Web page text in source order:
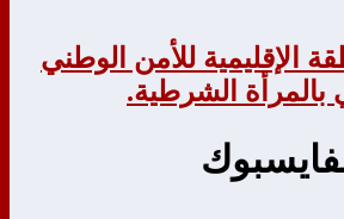
الإقليمية للأمن الوطني
بالمرأة الشرطية.